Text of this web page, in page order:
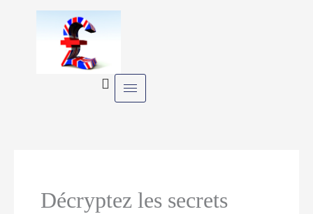
Décryptez les secrets